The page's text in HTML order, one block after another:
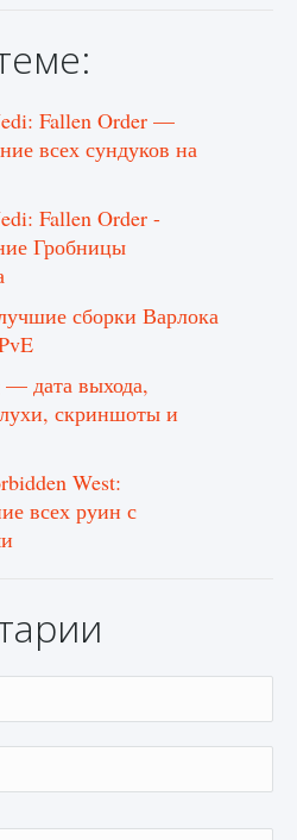
джунглей Нари в
Крист в
из степей Тамура в
Fallen Order —
всех сундуков на
Fallen Order -
Гробницы
сборки Варлока
дата выхода,
скриншоты и
West:
всех руин с